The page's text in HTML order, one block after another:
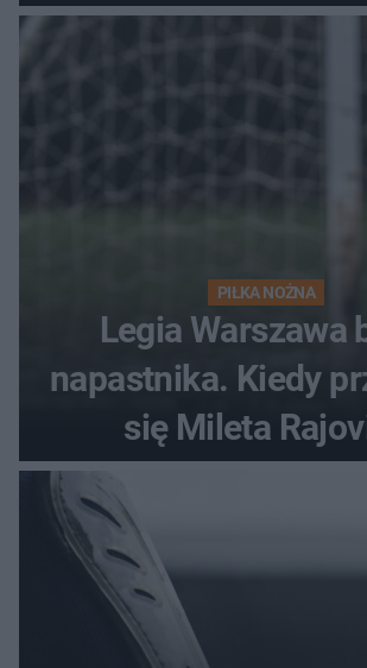
PIŁKA NOŻNA
Legia Warszawa
napastnika. Kiedy
się Mileta